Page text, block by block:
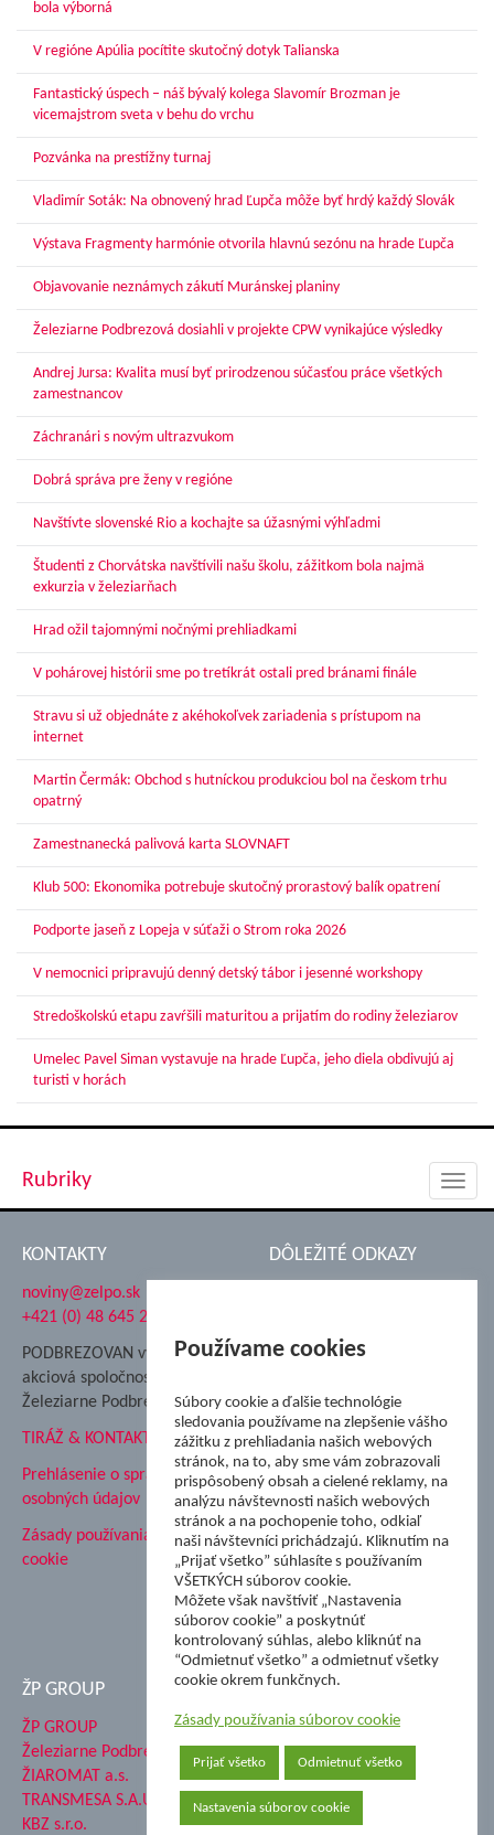
bola výborná
V regióne Apúlia pocítite skutočný dotyk Talianska
Fantastický úspech – náš bývalý kolega Slavomír Brozman je
vicemajstrom sveta v behu do vrchu
Pozvánka na prestížny turnaj
Vladimír Soták: Na obnovený hrad Ľupča môže byť hrdý každý Slovák
Výstava Fragmenty harmónie otvorila hlavnú sezónu na hrade Ľupča
Objavovanie neznámych zákutí Muránskej planiny
Železiarne Podbrezová dosiahli v projekte CPW vynikajúce výsledky
Andrej Jursa: Kvalita musí byť prirodzenou súčasťou práce všetkých
zamestnancov
Záchranári s novým ultrazvukom
Dobrá správa pre ženy v regióne
Navštívte slovenské Rio a kochajte sa úžasnými výhľadmi
Študenti z Chorvátska navštívili našu školu, zážitkom bola najmä
exkurzia v železiarňach
Hrad ožil tajomnými nočnými prehliadkami
V pohárovej histórii sme po tretíkrát ostali pred bránami finále
Stravu si už objednáte z akéhokoľvek zariadenia s prístupom na
internet
Martin Čermák: Obchod s hutníckou produkciou bol na českom trhu
opatrný
Zamestnanecká palivová karta SLOVNAFT
Klub 500: Ekonomika potrebuje skutočný prorastový balík opatrení
Podporte jaseň z Lopeja v súťaži o Strom roka 2026
V nemocnici pripravujú denný detský tábor i jesenné workshopy
Stredoškolskú etapu zavŕšili maturitou a prijatím do rodiny železiarov
Umelec Pavel Siman vystavuje na hrade Ľupča, jeho diela obdivujú aj
turisti v horách
Rubriky
KONTAKTY
noviny@zelpo.sk
+421 (0) 48 645 2711
PODBREZOVAN vydáva
akciová spoločnosť
Železiarne Podbrezová
TIRÁŽ & KONTAKT
Prehlásenie o spracovaní
osobných údajov
Zásady používania súborov
cookie
DÔLEŽITÉ ODKAZY
Nadácia Železiarne
ŽP Informatika s.r.o.
ŠK Železiarne Podbrezová
Tále a.s.
ŽP GROUP
ŽP GROUP
Železiarne Podbrezová a.s.
ŽIAROMAT a.s.
TRANSMESA S.A.U.
KBZ s.r.o.
Používame cookies
Súbory cookie a ďalšie technológie
sledovania používame na zlepšenie vášho
zážitku z prehliadania našich webových
stránok, na to, aby sme vám zobrazovali
prispôsobený obsah a cielené reklamy, na
analýzu návštevnosti našich webových
stránok a na pochopenie toho, odkiaľ
naši návštevníci prichádzajú. Kliknutím na
„Prijať všetko” súhlasíte s používaním
VŠETKÝCH súborov cookie.
Môžete však navštíviť „Nastavenia
súborov cookie” a poskytnúť
kontrolovaný súhlas, alebo kliknúť na
“Odmietnuť všetko” a odmietnuť všetky
cookie okrem funkčnych.
Zásady používania súborov cookie
Prijať všetko Odmietnuť všetko
Nastavenia súborov cookie